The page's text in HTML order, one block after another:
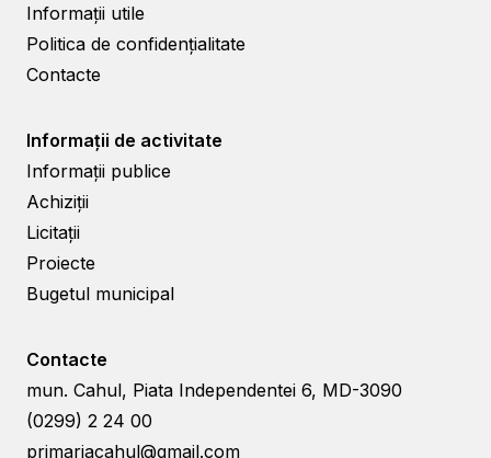
Informații utile
Politica de confidențialitate
Contacte
Informații de activitate
Informații publice
Achiziții
Licitații
Proiecte
Bugetul municipal
Contacte
mun. Cahul, Piata Independentei 6, MD-3090
(0299) 2 24 00
primariacahul@gmail.com